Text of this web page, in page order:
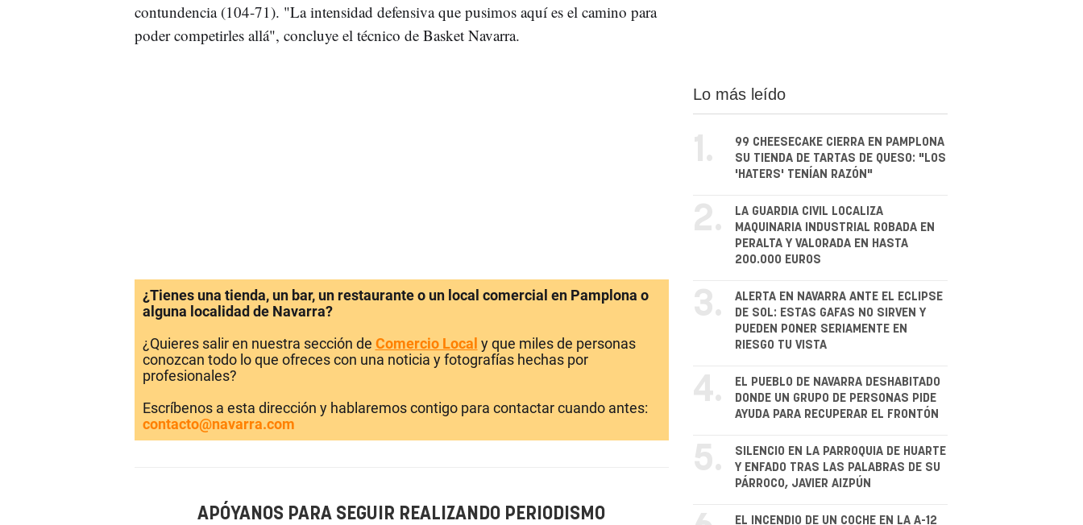
contundencia (104-71). "La intensidad defensiva que pusimos aquí es el camino para
poder competirles allá", concluye el técnico de Basket Navarra.
¿Tienes una tienda, un bar, un restaurante o un local comercial en Pamplona o
alguna localidad de Navarra?
¿Quieres salir en nuestra sección de Comercio Local y que miles de personas
conozcan todo lo que ofreces con una noticia y fotografías hechas por
profesionales?
Escríbenos a esta dirección y hablaremos contigo para contactar cuando antes:
contacto@navarra.com
APÓYANOS PARA SEGUIR REALIZANDO PERIODISMO
Lo más leído
1.
99 CHEESECAKE CIERRA EN PAMPLONA
SU TIENDA DE TARTAS DE QUESO: "LOS
'HATERS' TENÍAN RAZÓN"
2.
LA GUARDIA CIVIL LOCALIZA
MAQUINARIA INDUSTRIAL ROBADA EN
PERALTA Y VALORADA EN HASTA
200.000 EUROS
3.
ALERTA EN NAVARRA ANTE EL ECLIPSE
DE SOL: ESTAS GAFAS NO SIRVEN Y
PUEDEN PONER SERIAMENTE EN
RIESGO TU VISTA
4.
EL PUEBLO DE NAVARRA DESHABITADO
DONDE UN GRUPO DE PERSONAS PIDE
AYUDA PARA RECUPERAR EL FRONTÓN
5.
SILENCIO EN LA PARROQUIA DE HUARTE
Y ENFADO TRAS LAS PALABRAS DE SU
PÁRROCO, JAVIER AIZPÚN
EL INCENDIO DE UN COCHE EN LA A-12